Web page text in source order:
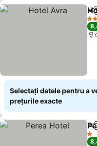
2
Selectați datele pentru a
prețurile exacte
1